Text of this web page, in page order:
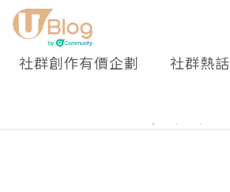
社群創作有價企劃 社群熱話